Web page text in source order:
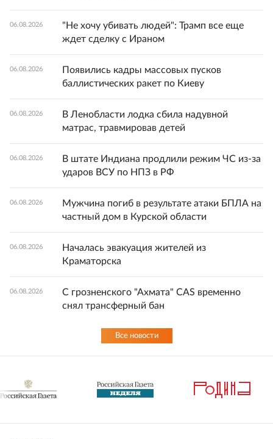
06.08.2026
"Не хочу убивать людей": Трамп все еще
ждет сделку с Ираном
06.08.2026
Появились кадры массовых пусков
баллистических ракет по Киеву
06.08.2026
В Ленобласти лодка сбила надувной
матрас, травмировав детей
06.08.2026
В штате Индиана продлили режим ЧС из-за
ударов ВСУ по НПЗ в РФ
06.08.2026
Мужчина погиб в результате атаки БПЛА на
частный дом в Курской области
06.08.2026
Началась эвакуация жителей из
Краматорска
06.08.2026
С грозненского "Ахмата" CAS временно
снял трансферный бан
Все новости